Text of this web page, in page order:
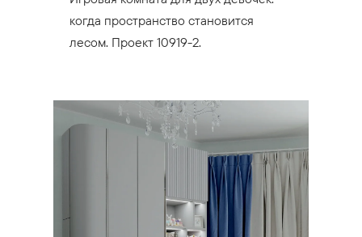
когда пространство становится
лесом. Проект 10919-2.